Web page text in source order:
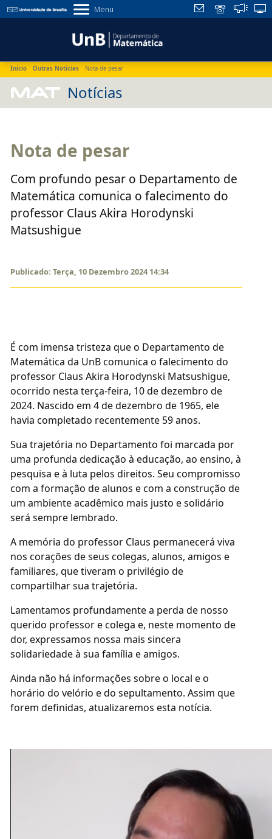
Menu
Início Outras Notícias Nota de pesar
MAT Notícias
Nota de pesar
Com profundo pesar o Departamento de
Matemática comunica o falecimento do
professor Claus Akira Horodynski
Matsushigue
Publicado: Terça, 10 Dezembro 2024 14:34
É com imensa tristeza que o Departamento de
Matemática da UnB comunica o falecimento do
professor Claus Akira Horodynski Matsushigue,
ocorrido nesta terça-feira, 10 de dezembro de
2024. Nascido em 4 de dezembro de 1965, ele
havia completado recentemente 59 anos.
Sua trajetória no Departamento foi marcada por
uma profunda dedicação à educação, ao ensino, à
pesquisa e à luta pelos direitos. Seu compromisso
com a formação de alunos e com a construção de
um ambiente acadêmico mais justo e solidário
será sempre lembrado.
A memória do professor Claus permanecerá viva
nos corações de seus colegas, alunos, amigos e
familiares, que tiveram o privilégio de
compartilhar sua trajetória.
Lamentamos profundamente a perda de nosso
querido professor e colega e, neste momento de
dor, expressamos nossa mais sincera
solidariedade à sua família e amigos.
Ainda não há informações sobre o local e o
horário do velório e do sepultamento. Assim que
forem definidas, atualizaremos esta notícia.